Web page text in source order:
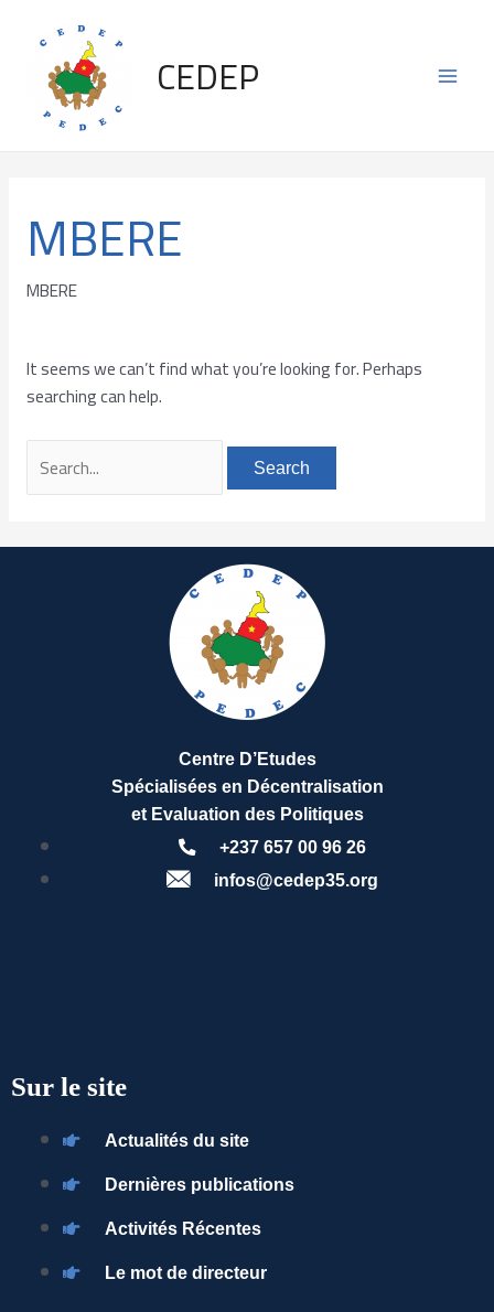
content
CEDEP
MBERE
MBERE
It seems we can’t find what you’re looking for. Perhaps
searching can help.
for:
Centre D’Etudes
Spécialisées en Décentralisation
et Evaluation des Politiques
+237 657 00 96 26
infos@cedep35.org
Sur le site
Actualités du site
Dernières publications
Activités Récentes
Le mot de directeur